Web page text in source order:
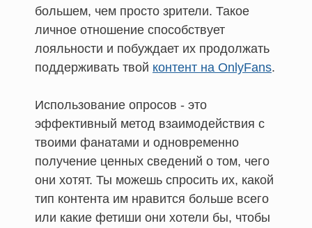
большем, чем просто зрители. Такое
личное отношение способствует
лояльности и побуждает их продолжать
поддерживать твой контент на OnlyFans.
Использование опросов - это
эффективный метод взаимодействия с
твоими фанатами и одновременно
получение ценных сведений о том, чего
они хотят. Ты можешь спросить их, какой
тип контента им нравится больше всего
или какие фетиши они хотели бы, чтобы